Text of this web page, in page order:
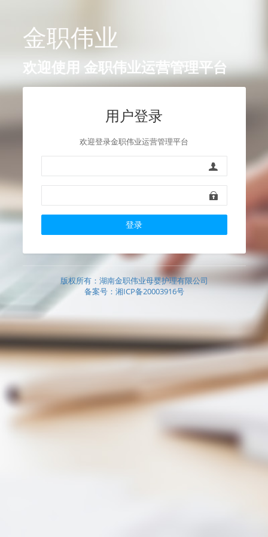
金职伟业
欢迎使用 金职伟业运营管理平台
用户登录
欢迎登录金职伟业运营管理平台
登录
版权所有：湖南金职伟业母婴护理有限公司
备案号：湘ICP备20003916号